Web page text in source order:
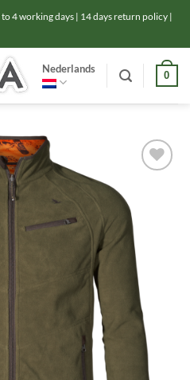
4 working days | 14 days return policy |
Nederlands
0
verlanglijst